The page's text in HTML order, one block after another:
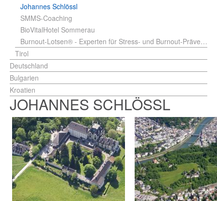
Johannes Schlössl
SMMS-Coaching
BioVitalHotel Sommerau
Burnout-Lotsen® - Experten für Stress- und Burnout-Prävention Wolfgang Kinz, MSc
Tirol
Deutschland
Bulgarien
Kroatien
JOHANNES SCHLÖSSL